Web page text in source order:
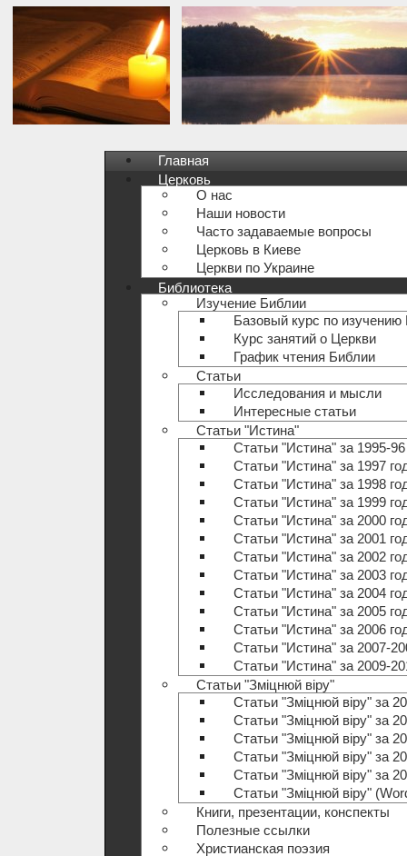
Главная
Церковь
О нас
Наши новости
Часто задаваемые вопросы
Церковь в Киеве
Церкви по Украине
Библиотека
Изучение Библии
Базовый курс по изучению
Курс занятий о Церкви
График чтения Библии
Статьи
Исследования и мысли
Интересные статьи
Статьи "Истина"
Статьи "Истина" за 1995-
Статьи "Истина" за 1997
Статьи "Истина" за 1998
Статьи "Истина" за 1999
Статьи "Истина" за 2000
Статьи "Истина" за 2001
Статьи "Истина" за 2002
Статьи "Истина" за 2003
Статьи "Истина" за 2004
Статьи "Истина" за 2005
Статьи "Истина" за 2006
Статьи "Истина" за 2007-
Статьи "Истина" за 2009-
Статьи "Зміцнюй віру"
Статьи "Зміцнюй віру" за
Статьи "Зміцнюй віру" за
Статьи "Зміцнюй віру" за
Статьи "Зміцнюй віру" за
Статьи "Зміцнюй віру" за
Статьи "Зміцнюй віру"
Книги, презентации, конспекты
Полезные ccылки
Христианская поэзия